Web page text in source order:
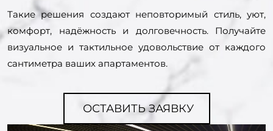
Такие решения создают неповторимый стиль, уют,
комфорт, надёжность и долговечность. Получайте
визуальное и тактильное удовольствие от каждого
сантиметра ваших апартаментов.
ОСТАВИТЬ ЗАЯВКУ